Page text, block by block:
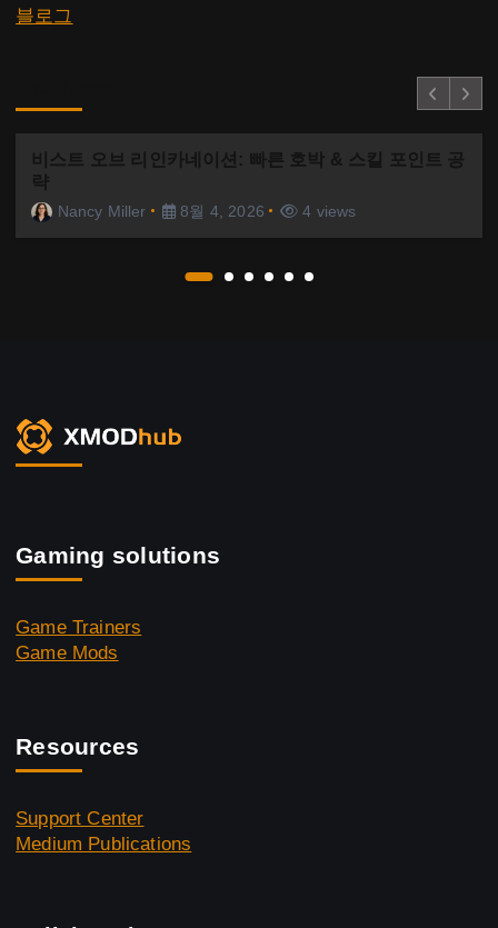
블로그
비스트 오브 리인카네이션: 빠른 호박 & 스킬 포인트 공
략
Nancy Miller 8월 4, 2026 4 views
Gaming solutions
Game Trainers
Game Mods
Resources
Support Center
Medium Publications